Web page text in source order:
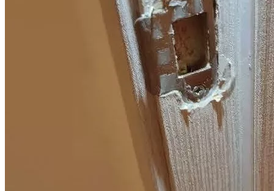
Скидка на юридические услуги до 30 % дольщикам из одного
Публикуем только проверенную информацию